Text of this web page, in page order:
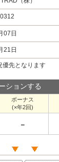
07日
21日
先となります
ションする
ボーナス
(×年2回)
－